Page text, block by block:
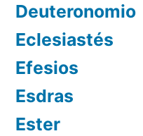
Deuteronomio
Eclesiastés
Efesios
Esdras
Ester